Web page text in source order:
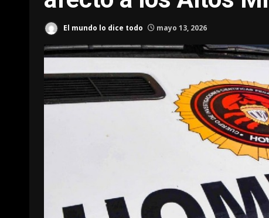
El mundo lo dice todo mayo 13, 2026